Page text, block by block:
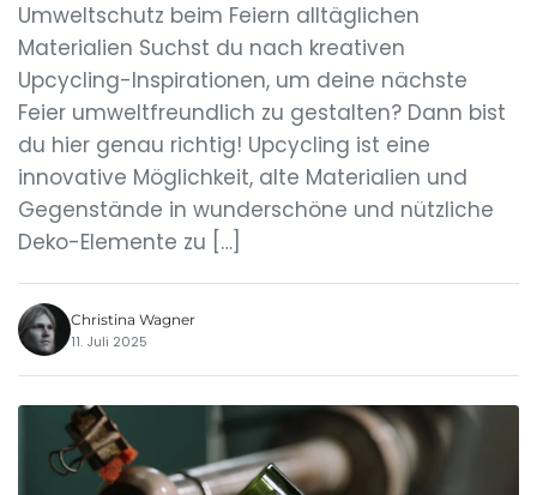
Umweltschutz beim Feiern alltäglichen
Materialien Suchst du nach kreativen
Upcycling-Inspirationen, um deine nächste
Feier umweltfreundlich zu gestalten? Dann bist
du hier genau richtig! Upcycling ist eine
innovative Möglichkeit, alte Materialien und
Gegenstände in wunderschöne und nützliche
Deko-Elemente zu […]
Christina Wagner
11. Juli 2025